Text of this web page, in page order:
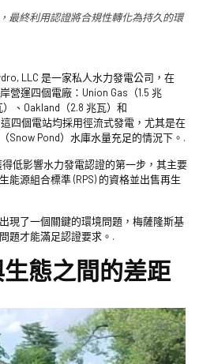
最終利用認證將合規性轉化為持久的環
LLC 是一家私人水力發電公司，在
營運四個電廠：Union Gas（1.5 兆
、Oakland（2.8 兆瓦）和
四個電站均採用徑流式發電，尤其是在
Snow Pond）水庫水量充足的情況下。.
低影響水力發電認證的第一步，其主要
能源組合標準 (RPS) 的資格並出售再生
現了一個關鍵的環境問題，梅薩隆斯基
題才能滿足認證要求。.
態之間的差距